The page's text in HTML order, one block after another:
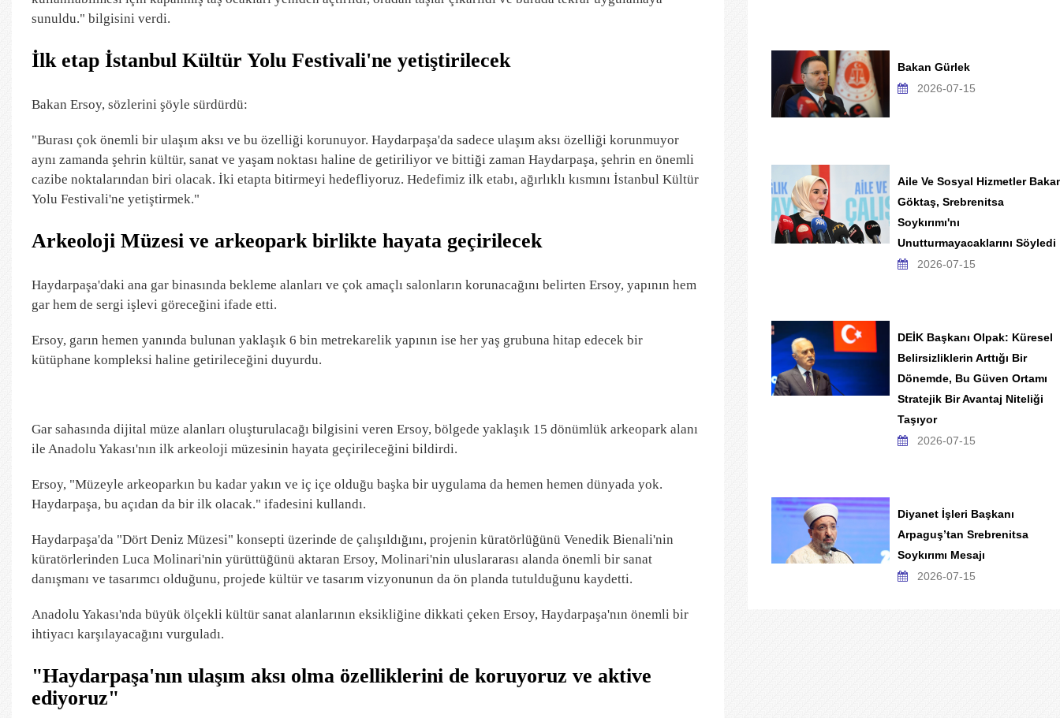
sunuldu." bilgisini verdi.
İlk etap İstanbul Kültür Yolu Festivali'ne yetiştirilecek
Bakan Ersoy, sözlerini şöyle sürdürdü:
"Burası çok önemli bir ulaşım aksı ve bu özelliği korunuyor. Haydarpaşa'da sadece ulaşım aksı özelliği korunmuyor
aynı zamanda şehrin kültür, sanat ve yaşam noktası haline de getiriliyor ve bittiği zaman Haydarpaşa, şehrin en önemli
cazibe noktalarından biri olacak. İki etapta bitirmeyi hedefliyoruz. Hedefimiz ilk etabı, ağırlıklı kısmını İstanbul Kültür
Yolu Festivali'ne yetiştirmek."
Arkeoloji Müzesi ve arkeopark birlikte hayata geçirilecek
Haydarpaşa'daki ana gar binasında bekleme alanları ve çok amaçlı salonların korunacağını belirten Ersoy, yapının hem
gar hem de sergi işlevi göreceğini ifade etti.
Ersoy, garın hemen yanında bulunan yaklaşık 6 bin metrekarelik yapının ise her yaş grubuna hitap edecek bir
kütüphane kompleksi haline getirileceğini duyurdu.
Gar sahasında dijital müze alanları oluşturulacağı bilgisini veren Ersoy, bölgede yaklaşık 15 dönümlük arkeopark alanı
ile Anadolu Yakası'nın ilk arkeoloji müzesinin hayata geçirileceğini bildirdi.
Ersoy, "Müzeyle arkeoparkın bu kadar yakın ve iç içe olduğu başka bir uygulama da hemen hemen dünyada yok.
Haydarpaşa, bu açıdan da bir ilk olacak." ifadesini kullandı.
Haydarpaşa'da "Dört Deniz Müzesi" konsepti üzerinde de çalışıldığını, projenin küratörlüğünü Venedik Bienali'nin
küratörlerinden Luca Molinari'nin yürüttüğünü aktaran Ersoy, Molinari'nin uluslararası alanda önemli bir sanat
danışmanı ve tasarımcı olduğunu, projede kültür ve tasarım vizyonunun da ön planda tutulduğunu kaydetti.
Anadolu Yakası'nda büyük ölçekli kültür sanat alanlarının eksikliğine dikkati çeken Ersoy, Haydarpaşa'nın önemli bir
ihtiyacı karşılayacağını vurguladı.
"Haydarpaşa'nın ulaşım aksı olma özelliklerini de koruyoruz ve aktive
ediyoruz"
Bakan Gürlek
2026-07-15
Aile Ve Sosyal Hizmetler
Göktaş, Srebrenitsa
Soykırımı'nı
Unutturmayacaklarını Söyledi
2026-07-15
DEİK Başkanı Olpak: Küresel
Belirsizliklerin Arttığı Bir
Dönemde, Bu Güven Ortamı
Stratejik Bir Avantaj Niteliği
Taşıyor
2026-07-15
Diyanet İşleri Başkanı
Arpaguş’tan Srebrenitsa
Soykırımı Mesajı
2026-07-15